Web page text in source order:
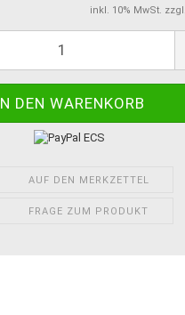
inkl. 10% MwSt. zzgl.
AUF DEN MERKZETTEL
FRAGE ZUM PRODUKT